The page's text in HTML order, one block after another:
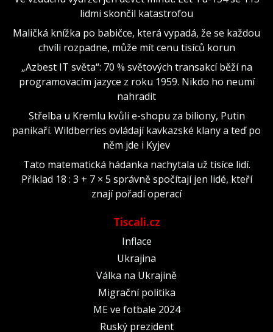
lidmi skončil katastrofou
Maličká knížka po babičce, která vypadá, že se každou
chvíli rozpadne, může mít cenu tisíců korun
„Azbest IT světa“: 70 % světových transakcí běží na
programovacím jazyce z roku 1959. Nikdo ho neumí
nahradit
Střelba u Kremlu kvůli e-shopu za biliony, Putin
panikaří. Wildberries ovládají kavkazské klany a teď po
něm jde i Kyjev
Tato matematická hádanka nachytala už tisíce lidí.
Příklad 18 : 3 + 7 × 5 správně spočítají jen lidé, kteří
znají pořadí operací
Tiscali.cz
Inflace
Ukrajina
Válka na Ukrajině
Migrační politika
ME ve fotbale 2024
Ruský prezident